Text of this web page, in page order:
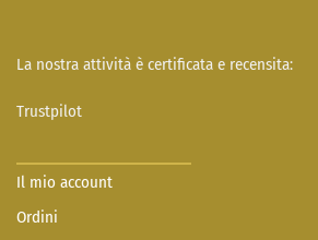
La nostra attività è certificata e recensita:
Trustpilot
Il mio account
Ordini